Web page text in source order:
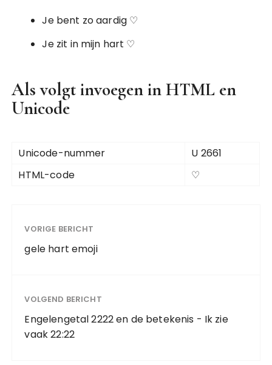
Je bent zo aardig ♡
Je zit in mijn hart ♡
Als volgt invoegen in HTML en
Unicode
Unicode-nummer
U 2661
HTML-code
♡
VORIGE BERICHT
gele hart emoji
VOLGEND BERICHT
Engelengetal 2222 en de betekenis - Ik zie
vaak 22:22